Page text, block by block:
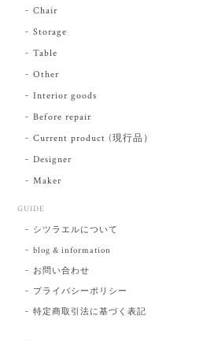
Chair
Storage
Table
Other
Interior goods
Before repair
Current product (現行品）
Designer
Maker
GUIDE
シツラエルについて
blog & information
お問い合わせ
プライバシーポリシー
特定商取引法に基づく表記